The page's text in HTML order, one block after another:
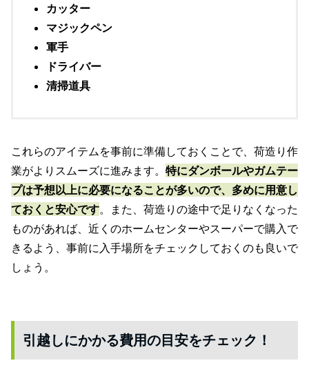
カッター
マジックペン
軍手
ドライバー
清掃道具
これらのアイテムを事前に準備しておくことで、荷造り作
業がよりスムーズに進みます。 特にダンボールやガムテー
プは予想以上に必要になることが多いので、多めに用意し
ておくと安心です。また、荷造りの途中で足りなくなった
ものがあれば、近くのホームセンターやスーパーで購入で
きるよう、事前に入手場所をチェックしておくのも良いで
しょう。
引越しにかかる費用の目安をチェック！